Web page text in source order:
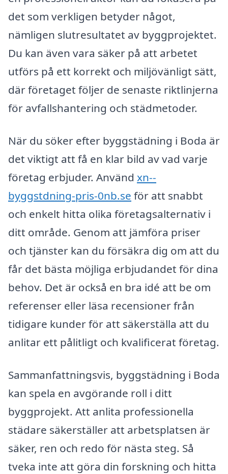
det som verkligen betyder något,
nämligen slutresultatet av byggprojektet.
Du kan även vara säker på att arbetet
utförs på ett korrekt och miljövänligt sätt,
där företaget följer de senaste riktlinjerna
för avfallshantering och städmetoder.
När du söker efter byggstädning i Boda är
det viktigt att få en klar bild av vad varje
företag erbjuder. Använd xn--
byggstdning-pris-0nb.se för att snabbt
och enkelt hitta olika företagsalternativ i
ditt område. Genom att jämföra priser
och tjänster kan du försäkra dig om att du
får det bästa möjliga erbjudandet för dina
behov. Det är också en bra idé att be om
referenser eller läsa recensioner från
tidigare kunder för att säkerställa att du
anlitar ett pålitligt och kvalificerat företag.
Sammanfattningsvis, byggstädning i Boda
kan spela en avgörande roll i ditt
byggprojekt. Att anlita professionella
städare säkerställer att arbetsplatsen är
säker, ren och redo för nästa steg. Så
tveka inte att göra din forskning och hitta